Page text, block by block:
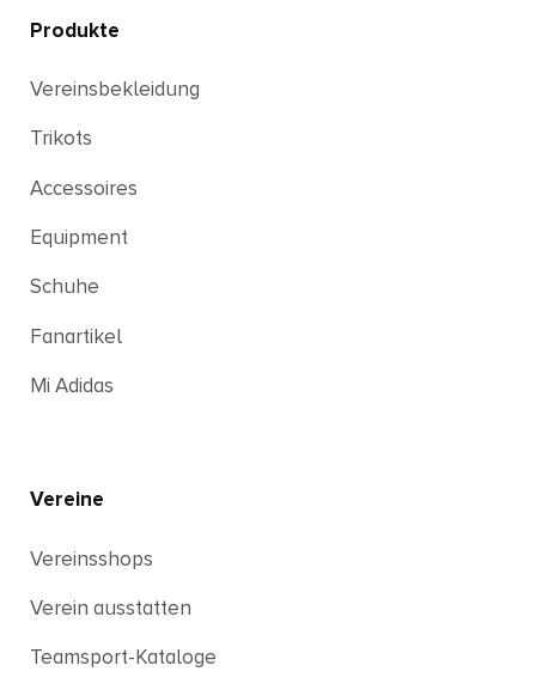
Produkte
Vereinsbekleidung
Trikots
Accessoires
Equipment
Schuhe
Fanartikel
Mi Adidas
Vereine
Vereinsshops
Verein ausstatten
Teamsport-Kataloge